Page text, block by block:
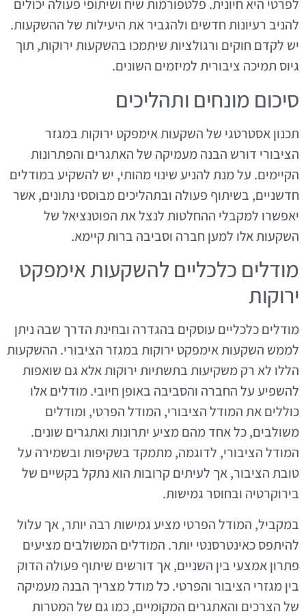
לפרטי היא חיונית. פלטפורמות שיח ושיתופי פעולה יכולים
להניב רעיונות חדשים ולהגביר את היעילות של ההשקעות.
יש לקדם חוקים ורגולציות שיתמכו בהשקעות ירוקות, תוך
גיוס תמיכה ציבורית למיזמים השונים.
סיכום מונחים ותהליכים
תכנון אסטרטגי של השקעות אימפקט ירוקות במגזר
הציבורי דורש הבנה מעמיקה של האתגרים והפתרונות
הקיימים. על מנת להניע שינוי מהותי, יש להשקיע במודלים
חדשניים, בשיתוף פעולה ובתהליכים מבוססי נתונים, אשר
יאפשרו למקבלי ההחלטות לנצל את הפוטנציאל של
השקעות אלו למען חברה וסביבה ברות קיימא.
מודלים כלכליים להשקעות אימפקט
ירוקות
מודלים כלכליים עוסקים בהגדרה ובחינת הדרך שבה ניתן
לממש השקעות אימפקט ירוקות במגזר הציבורי. ההשקעות
הללו לא רק משקיעות בתשתיות ירוקות אלא גם שואפות
להשפיע על החברה והסביבה באופן חיובי. מודלים אלו
כוללים את המודל הציבורי, המודל הפרטי, ומודלים
משולבים, כל אחד מהם מציע יתרונות ואתגרים שונים.
המודל הציבורי, לדוגמה, מתמקד בשקיפות ובשמירה על
טובת הציבור, אך לעיתים קרובות הוא נתקל בקשיים של
בירוקרטיה ובחוסר גמישות.
במקביל, המודל הפרטי מציע גמישות רבה יותר, אך עלול
להיתפס כאינטרסנטי יותר. המודלים המשולבים מציעים
פתרון אמצעי בין השניים, אך דורשים שיתוף פעולה הדוק
בין מגזרי הציבור והפרטי. כל מודל מצריך הבנה מעמיקה
של הצרכים והאתגרים המקומיים, כמו גם של המטרות